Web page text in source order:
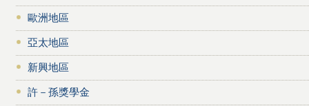
歐洲地區
亞太地區
新興地區
許－孫獎學金